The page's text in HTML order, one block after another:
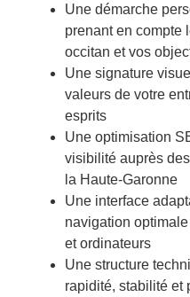
Une démarche
prenant en compte
occitan et vos
Une signature
valeurs de votre
esprits
Une optimisation
visibilité auprès
la Haute-Garonne
Une interface
navigation
et ordinateurs
Une structure
rapidité, stabilité et